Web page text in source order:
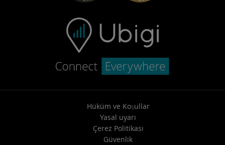
Hüküm ve Koşullar
Yasal uyarı
Çerez Politikası
Güvenlik